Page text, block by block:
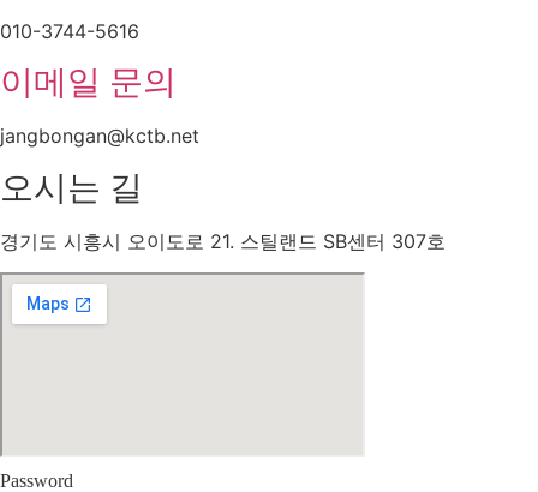
010-3744-5616
이메일 문의
jangbongan@kctb.net
오시는 길
경기도 시흥시 오이도로 21. 스틸랜드 SB센터 307호
Password